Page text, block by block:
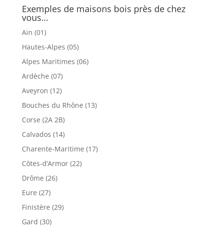
Exemples de maisons bois près de chez
vous…
Ain (01)
Hautes-Alpes (05)
Alpes Maritimes (06)
Ardèche (07)
Aveyron (12)
Bouches du Rhône (13)
Corse (2A 2B)
Calvados (14)
Charente-Maritime (17)
Côtes-d’Armor (22)
Drôme (26)
Eure (27)
Finistère (29)
Gard (30)